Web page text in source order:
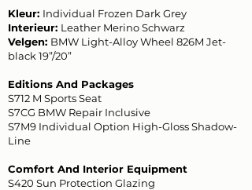
Kleur: Individual Frozen Dark Grey
Interieur: Leather Merino Schwarz
Velgen: BMW Light-Alloy Wheel 826M Jet-
black 19”/20”
Editions And Packages
S712 M Sports Seat
S7CG BMW Repair Inclusive
S7M9 Individual Option High-Gloss Shadow-
Line
Comfort And Interior Equipment
S420 Sun Protection Glazing